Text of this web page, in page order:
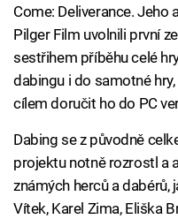
Come: Deliverance. Jeho
Pilger Film uvolnili první
sestřihem příběhu celé
dabingu i do samotné
cílem doručit ho do PC
Dabing se z původně
projektu notně rozrostl a
známých herců a dabérů,
Vítek, Karel Zima, Eliška